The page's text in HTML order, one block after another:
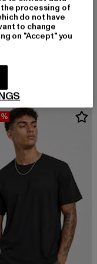
Preis: 18,89 EUR
29,99 EUR
processing of
do not have
to change
on "Accept" you